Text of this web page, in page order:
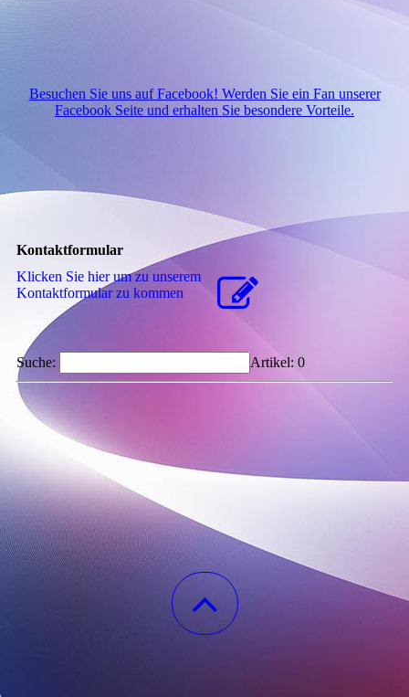
Besuchen Sie uns auf Facebook! Werden Sie ein Fan unserer
Facebook Seite und erhalten Sie besondere Vorteile.
Kontaktformular
Klicken Sie hier um zu unserem
Kon­takt­for­mu­lar zu kommen
Suche: Artikel: 0